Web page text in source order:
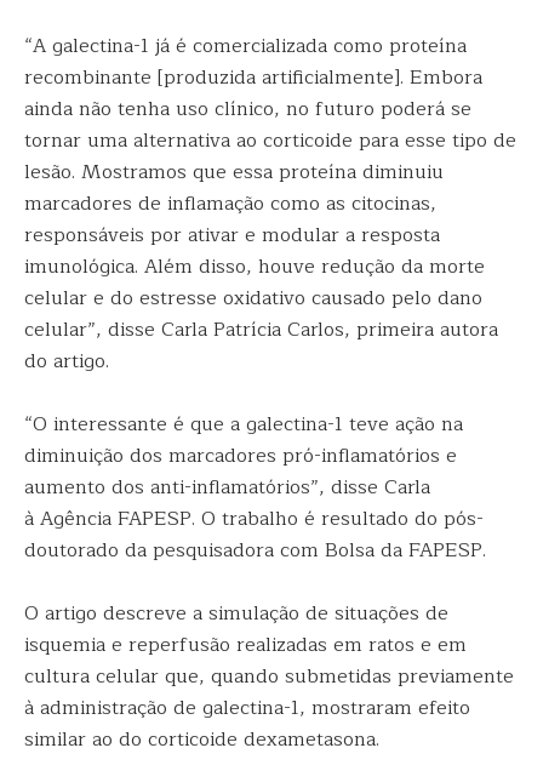
“A galectina-1 já é comercializada como proteína
recombinante [produzida artificialmente]. Embora
ainda não tenha uso clínico, no futuro poderá se
tornar uma alternativa ao corticoide para esse tipo de
lesão. Mostramos que essa proteína diminuiu
marcadores de inflamação como as citocinas,
responsáveis por ativar e modular a resposta
imunológica. Além disso, houve redução da morte
celular e do estresse oxidativo causado pelo dano
celular”, disse Carla Patrícia Carlos, primeira autora
do artigo.
“O interessante é que a galectina-1 teve ação na
diminuição dos marcadores pró-inflamatórios e
aumento dos anti-inflamatórios”, disse Carla
à Agência FAPESP. O trabalho é resultado do pós-
doutorado da pesquisadora com Bolsa da FAPESP.
O artigo descreve a simulação de situações de
isquemia e reperfusão realizadas em ratos e em
cultura celular que, quando submetidas previamente
à administração de galectina-1, mostraram efeito
similar ao do corticoide dexametasona.